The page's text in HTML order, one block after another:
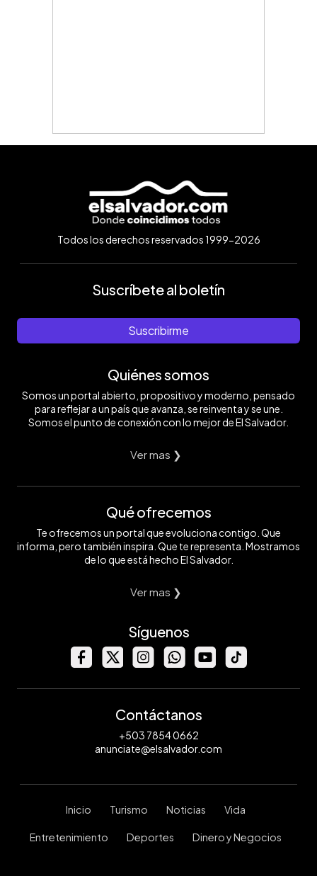
Todos los derechos reservados 1999-2026
Suscríbete al boletín
Suscribirme
Quiénes somos
Somos un portal abierto, propositivo y moderno, pensado
para reflejar a un país que avanza, se reinventa y se une.
Somos el punto de conexión con lo mejor de El Salvador.
Ver mas ❯
Qué ofrecemos
Te ofrecemos un portal que evoluciona contigo. Que
informa, pero también inspira. Que te representa. Mostramos
de lo que está hecho El Salvador.
Ver mas ❯
Síguenos
Contáctanos
+503 7854 0662
anunciate@elsalvador.com
Inicio Turismo Noticias Vida
Entretenimiento Deportes Dinero y Negocios